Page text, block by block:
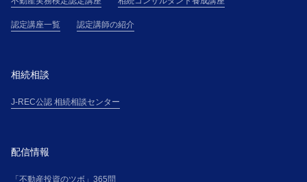
認定講座一覧 認定講師の紹介
相続相談
J-REC公認 相続相談センター
配信情報
「不動産投資のツボ」365問